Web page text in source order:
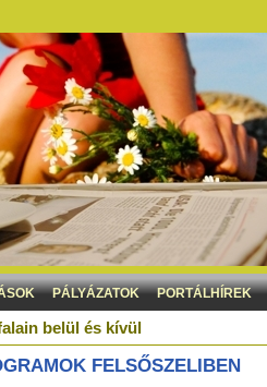
PÁLYÁZATOK PORTÁLHÍREK
belül és kívül
FELSŐSZELIBEN